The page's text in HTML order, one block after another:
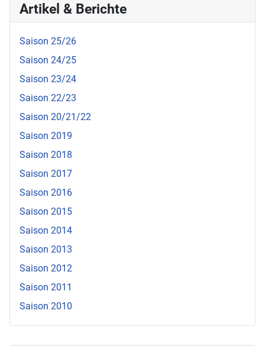
Artikel & Berichte
Saison 25/26
Saison 24/25
Saison 23/24
Saison 22/23
Saison 20/21/22
Saison 2019
Saison 2018
Saison 2017
Saison 2016
Saison 2015
Saison 2014
Saison 2013
Saison 2012
Saison 2011
Saison 2010